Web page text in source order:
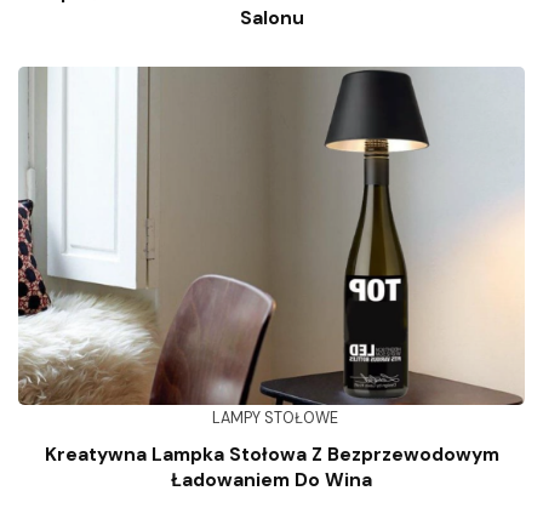
Salonu
LAMPY STOŁOWE
Kreatywna Lampka Stołowa Z Bezprzewodowym
Ładowaniem Do Wina